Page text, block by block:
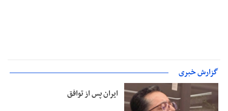
گزارش خبری
ایران پس از توافق